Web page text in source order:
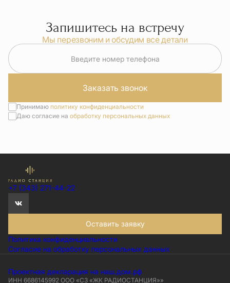
Запишитесь на встречу
Мы перезвоним и обсудим все детали
Введите номер телефона
Заказать звонок
Принимаю политику конфиденциальности
Даю согласие на обработку персональных данных
+7 (343) 271-44-22
Оставить заявку
Политика конфиденциальности
Согласие на обработку персональных данных
Проектная декларация на наш.дом.рф
ИНН 6686145992 ООО «СЗ «ЖК РАДИОСТАНЦИЯ»»